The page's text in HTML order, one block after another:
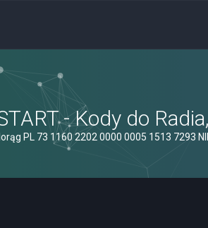
- Kody do
PL 73 1160 2202 0000 0005 1513 7293